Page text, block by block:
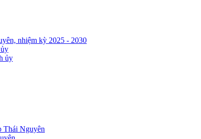
nhiệm kỳ 2025 - 2030
ủy
Thái Nguyên